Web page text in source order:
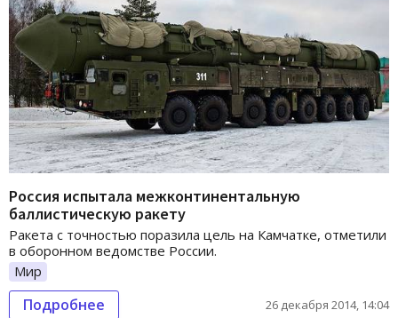
Россия испытала межконтинентальную
баллистическую ракету
Ракета с точностью поразила цель на Камчатке, отметили
в оборонном ведомстве России.
Мир
Подробнее 26 декабря 2014, 14:04